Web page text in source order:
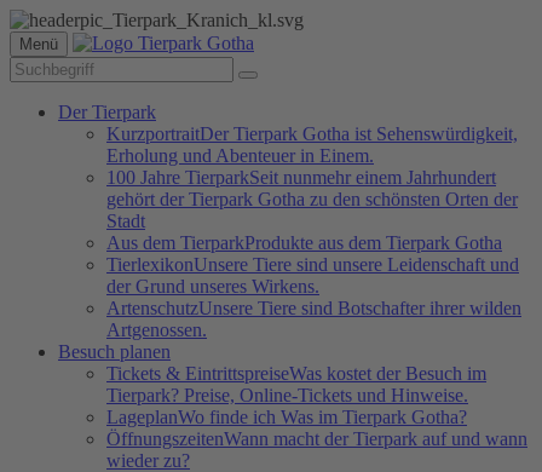
Menü
Der Tierpark
KurzportraitDer Tierpark Gotha ist Sehenswürdigkeit,
Erholung und Abenteuer in Einem.
100 Jahre TierparkSeit nunmehr einem Jahrhundert
gehört der Tierpark Gotha zu den schönsten Orten der
Stadt
Aus dem TierparkProdukte aus dem Tierpark Gotha
TierlexikonUnsere Tiere sind unsere Leidenschaft und
der Grund unseres Wirkens.
ArtenschutzUnsere Tiere sind Botschafter ihrer wilden
Artgenossen.
Besuch planen
Tickets & EintrittspreiseWas kostet der Besuch im
Tierpark? Preise, Online-Tickets und Hinweise.
LageplanWo finde ich Was im Tierpark Gotha?
ÖffnungszeitenWann macht der Tierpark auf und wann
wieder zu?